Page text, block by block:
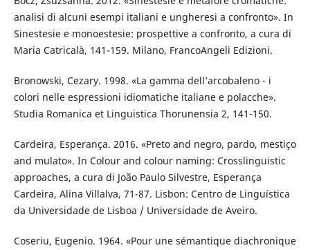
analisi di alcuni esempi italiani e ungheresi a confronto». In
Sinestesie e monoestesie: prospettive a confronto, a cura di
Maria Catricalà, 141-159. Milano, FrancoAngeli Edizioni.
Bronowski, Cezary. 1998. «La gamma dell’arcobaleno - i
colori nelle espressioni idiomatiche italiane e polacche».
Studia Romanica et Linguistica Thorunensia 2, 141-150.
Cardeira, Esperança. 2016. «Preto and negro, pardo, mestiço
and mulato». In Colour and colour naming: Crosslinguistic
approaches, a cura di João Paulo Silvestre, Esperança
Cardeira, Alina Villalva, 71-87. Lisbon: Centro de Linguística
da Universidade de Lisboa / Universidade de Aveiro.
Coseriu, Eugenio. 1964. «Pour une sémantique diachronique